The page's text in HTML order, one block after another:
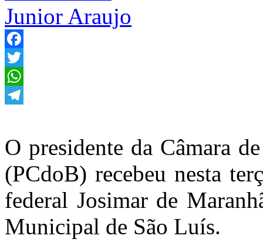
Junior Araujo
Facebook
Twitter
WhatsApp
O presidente da Câmara
(PCdoB) recebeu nesta
federal Josimar de
Municipal de São Luís.